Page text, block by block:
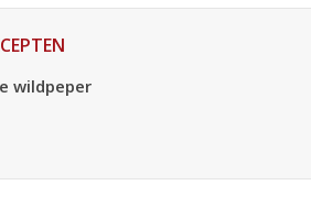
wildpeper